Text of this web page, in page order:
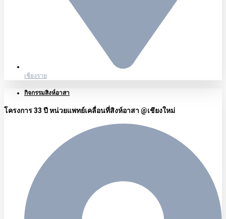
เชียงราย
กิจกรรมสิงห์อาสา
โครงการ 33 ปี หน่วยแพทย์เคลื่อนที่สิงห์อาสา @เชียงใหม่